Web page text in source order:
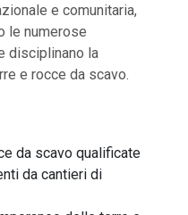
e comunitaria,
le numerose
disciplinano la
e rocce da scavo.
da scavo qualificate
da cantieri di